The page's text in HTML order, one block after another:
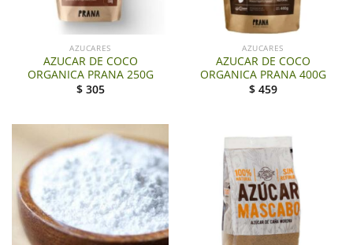
AZUCARES
AZUCAR DE COCO
ORGANICA PRANA 250G
$ 305
AZUCARES
AZUCAR DE COCO
ORGANICA PRANA 400G
$ 459